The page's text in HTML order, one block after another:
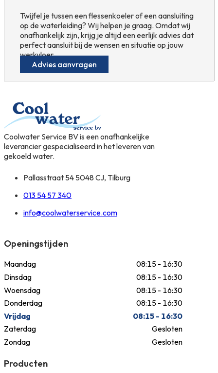
Twijfel je tussen een flessenkoeler of een aansluiting
op de waterleiding? Wij helpen je graag. Omdat wij
onafhankelijk zijn, krijg je altijd een eerlijk advies dat
perfect aansluit bij de wensen en situatie op jouw
werkvloer.
Advies aanvragen
Coolwater Service BV is een onafhankelijke
leverancier gespecialiseerd in het leveren van
gekoeld water.
Pallasstraat 54 5048 CJ, Tilburg
013 54 57 340
info@coolwaterservice.com
Openingstijden
Maandag
08:15 - 16:30
Dinsdag
08:15 - 16:30
Woensdag
08:15 - 16:30
Donderdag
08:15 - 16:30
Vrijdag
08:15 - 16:30
Zaterdag
Gesloten
Zondag
Gesloten
Producten